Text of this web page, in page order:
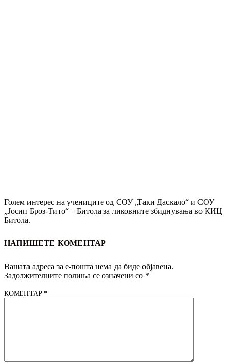
Голем интерес на учениците од СОУ „Таки Даскало“ и СОУ
„Јосип Броз-Тито“ – Битола за ликовните збиднувања во КИЦ
Битола.
НАПИШЕТЕ КОМЕНТАР
Вашата адреса за е-пошта нема да биде објавена.
Задолжителните полиња се означени со *
КОМЕНТАР*